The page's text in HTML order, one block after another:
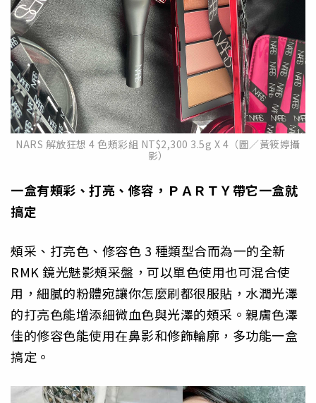
NARS 解放狂想 4 色頰彩組 NT$2,300 3.5g X 4（圖／黃筱婷攝
影）
一盒有頰彩、打亮、修容，ＰＡＲＴＹ帶它一盒就
搞定
頰采、打亮色、修容色 3 種類型合而為一的全新
RMK 鏡光魅影頰采盤，可以單色使用也可混合使
用， 細膩的粉體宛讓你怎麼刷都很服貼， 水潤光澤
的打亮色能增添細微血色與光澤的頰采。 親膚色澤
佳的修容色能使用在鼻影和修飾輪廓，多功能一盒
搞定。